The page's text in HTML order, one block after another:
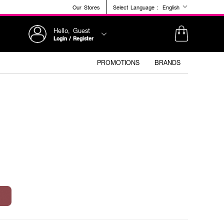
Our Stores Select Language : English
Hello, Guest
Login / Register
PROMOTIONS BRANDS